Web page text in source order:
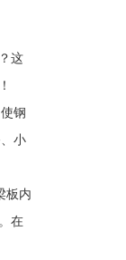
这
钢
小
板内
在